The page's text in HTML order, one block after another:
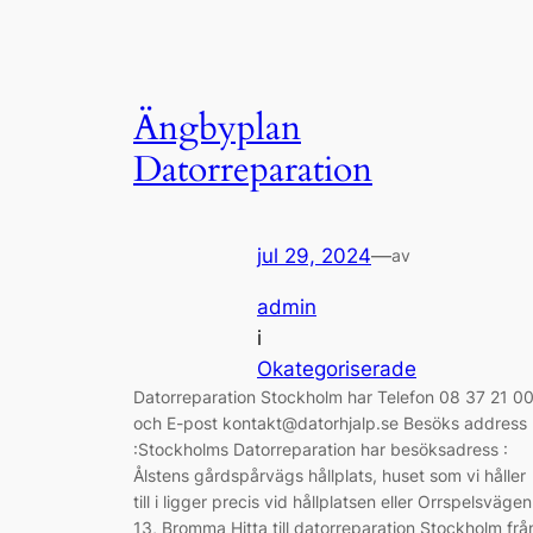
Ängbyplan
Datorreparation
jul 29, 2024—av
admin
i
Okategoriserade
Datorreparation Stockholm har Telefon 08 37 21 00
och E-post kontakt@datorhjalp.se Besöks address
:Stockholms Datorreparation har besöksadress :
Ålstens gårdspårvägs hållplats, huset som vi håller
till i ligger precis vid hållplatsen eller Orrspelsvägen
13, Bromma Hitta till datorreparation Stockholm